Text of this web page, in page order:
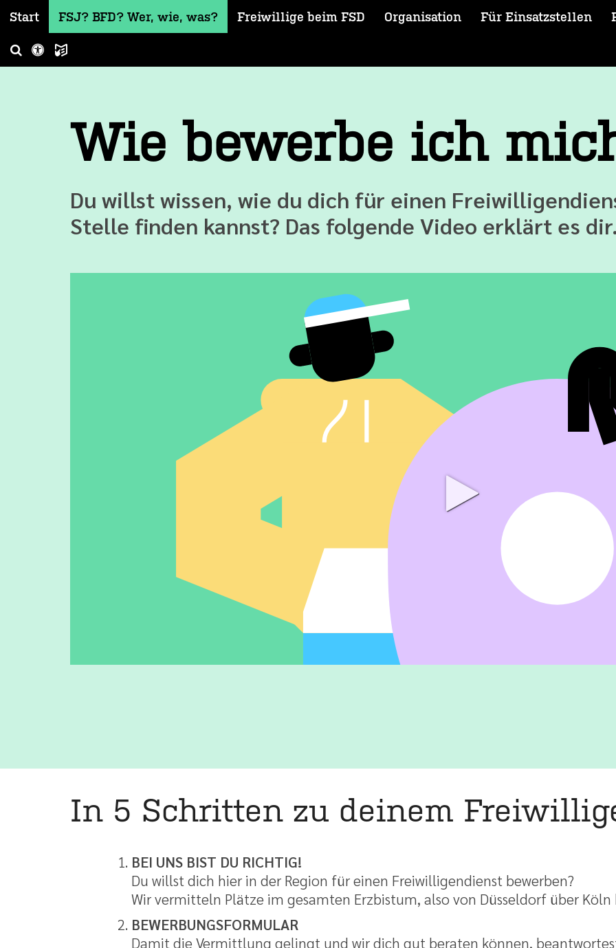
Start FSJ? BFD? Wer, wie, was? Freiwillige beim FSD Organisation Für Einsatzstellen
LS
Wie bewerbe ich
Du willst wissen, wie du dich für einen
Stelle finden kannst? Das folgende Video erklärt es
In 5 Schritten zu deinem
BEI UNS BIST DU RICHTIG!
Du willst dich hier in der Region für einen Freiwilligendienst bewerben?
Wir vermitteln Plätze im gesamten Erzbistum, also von Düsseldorf über
BEWERBUNGSFORMULAR
Damit die Vermittlung gelingt und wir dich gut beraten können,